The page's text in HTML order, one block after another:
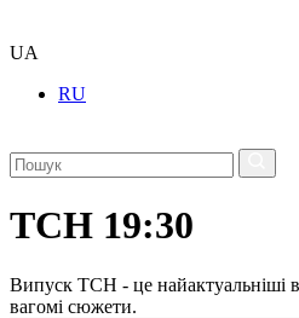
UA
RU
ТСН 19:30
Випуск ТСН - це найактуальніші
вагомі сюжети.